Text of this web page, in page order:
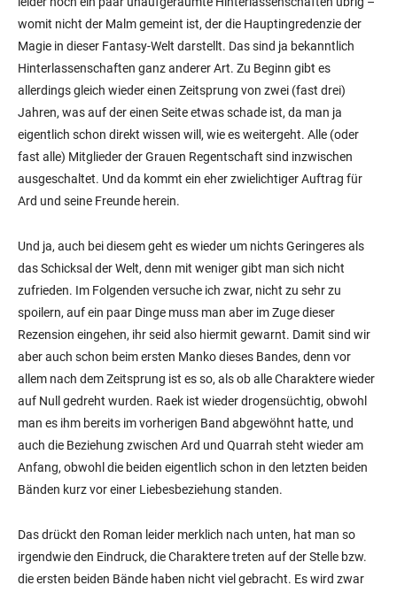
womit nicht der Malm gemeint ist, der die Hauptingredenzie der
Magie in dieser Fantasy-Welt darstellt. Das sind ja bekanntlich
Hinterlassenschaften ganz anderer Art. Zu Beginn gibt es
allerdings gleich wieder einen Zeitsprung von zwei (fast drei)
Jahren, was auf der einen Seite etwas schade ist, da man ja
eigentlich schon direkt wissen will, wie es weitergeht. Alle (oder
fast alle) Mitglieder der Grauen Regentschaft sind inzwischen
ausgeschaltet. Und da kommt ein eher zwielichtiger Auftrag für
Ard und seine Freunde herein.
Und ja, auch bei diesem geht es wieder um nichts Geringeres als
das Schicksal der Welt, denn mit weniger gibt man sich nicht
zufrieden. Im Folgenden versuche ich zwar, nicht zu sehr zu
spoilern, auf ein paar Dinge muss man aber im Zuge dieser
Rezension eingehen, ihr seid also hiermit gewarnt. Damit sind wir
aber auch schon beim ersten Manko dieses Bandes, denn vor
allem nach dem Zeitsprung ist es so, als ob alle Charaktere wieder
auf Null gedreht wurden. Raek ist wieder drogensüchtig, obwohl
man es ihm bereits im vorherigen Band abgewöhnt hatte, und
auch die Beziehung zwischen Ard und Quarrah steht wieder am
Anfang, obwohl die beiden eigentlich schon in den letzten beiden
Bänden kurz vor einer Liebesbeziehung standen.
Das drückt den Roman leider merklich nach unten, hat man so
irgendwie den Eindruck, die Charaktere treten auf der Stelle bzw.
die ersten beiden Bände haben nicht viel gebracht. Es wird zwar